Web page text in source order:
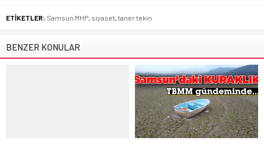
ETİKETLER: Samsun MHP siyaset taner tekin
BENZER KONULAR